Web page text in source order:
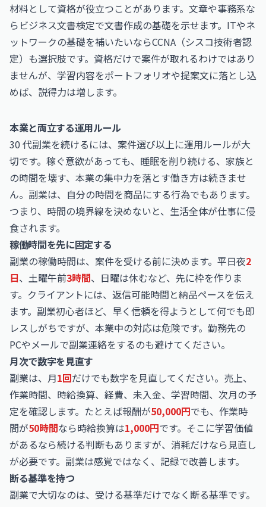
材料として資格が役立つことがあります。文章や事務系な
ら ビジネス文書検定で文書作成の基礎を示せます。ITやネ
ットワークの基礎を補いたいならCCNA（シスコ技術者認
定） も選択肢です。資格だけで案件が取れるわけではあり
ませんが、学習内容をポートフォリオや提案文に落とし込
めば、説得力は増します。
本業と両立する運用ルール
30 代副業を続けるには、案件選び以上に運用ルールが大
切です。稼ぐ意欲があっても、睡眠を削り続ける、家族と
の時間を壊す、本業の集中力を落とす働き方は続きませ
ん。副業は、自分の時間を商品にする行為でもあります。
つまり、時間の境界線を決めないと、生活全体が仕事に侵
食されます。
稼働時間を先に固定する
副業の稼働時間は、案件を受ける前に決めます。平日夜2
日、土曜午前3時間、日曜は休むなど、先に枠を作りま
す。クライアントには、返信可能時間と納品ペースを伝え
ます。副業初心者ほど、早く信頼を得ようとして何でも即
レスしがちですが、本業中の対応は危険です。勤務先の
PCやメールで副業連絡をするのも避けてください。
月次で数字を見直す
副業は、月1回だけでも数字を見直してください。売上、
作業時間、時給換算、経費、未入金、学習時間、次月の予
定を確認します。たとえば報酬が50,000円でも、作業時
間が50時間なら時給換算は1,000円です。そこに学習価値
があるなら続ける判断もありますが、消耗だけなら見直し
が必要です。副業は感覚ではなく、記録で改善します。
断る基準を持つ
副業で大切なのは、受ける基準だけでなく断る基準です。